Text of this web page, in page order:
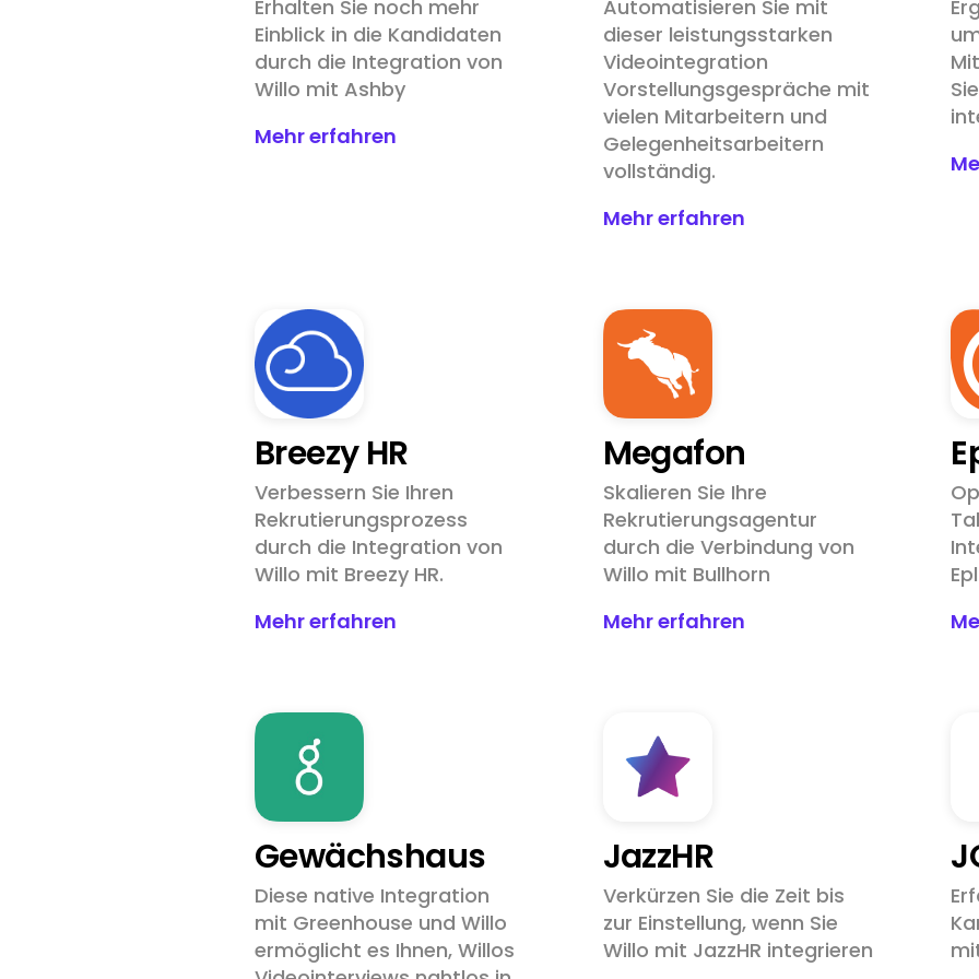
Erhalten Sie noch mehr
Einblick in die Kandidaten
durch die Integration von
Willo mit Ashby
Mehr erfahren
Automatisieren Sie mit
dieser leistungsstarken
Videointegration
Vorstellungsgespräche mit
vielen Mitarbeitern und
Gelegenheitsarbeitern
vollständig.
Mehr erfahren
Breezy HR
Verbessern Sie Ihren
Rekrutierungsprozess
durch die Integration von
Willo mit Breezy HR.
Mehr erfahren
Megafon
Skalieren Sie Ihre
Rekrutierungsagentur
durch die Verbindung von
Willo mit Bullhorn
Mehr erfahren
Gewächshaus
Diese native Integration
mit Greenhouse und Willo
ermöglicht es Ihnen, Willos
JazzHR
Verkürzen Sie die Zeit bis
zur Einstellung, wenn Sie
Willo mit JazzHR integrieren